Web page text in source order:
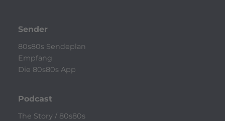
Sender
80s80s Sendeplan
Empfang
Die 80s80s App
Podcast
The Story / 80s80s